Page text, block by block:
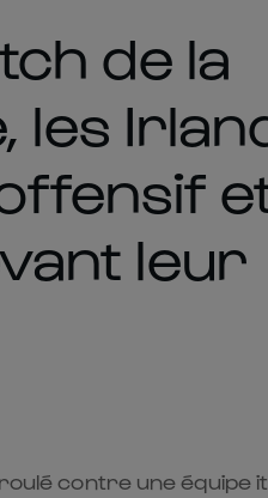
de la
les
leur
contre une équipe